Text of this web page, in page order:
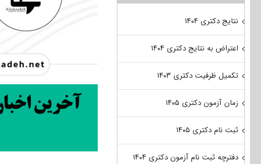
نتایج دکتری ۱۴۰۴
اعتراض به نتایج دکتری ۱۴۰۴
تکمیل ظرفیت دکتری ۱۴۰۳
زمان آزمون دکتری ۱۴۰۵
ثبت نام دکتری ۱۴۰۵
دفترچه ثبت نام آزمون دکتری ۱۴۰۴